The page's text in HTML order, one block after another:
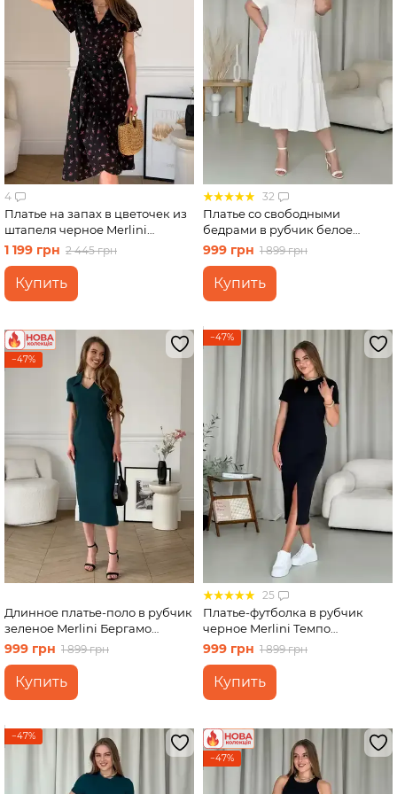
4
Платье на запах в цветочек из
штапеля черное Merlini
Віченца 700002201 размер L-
1 199 грн 2 445 грн
Купить
32
Платье со свободными
бедрами в рубчик белое
Merlini Реджо 700001589
размер 2XL-3XL
999 грн 1 899 грн
Купить
−47%
Длинное платье-поло в рубчик
зеленое Merlini Бергамо
700002245 размер L-XL
999 грн 1 899 грн
Купить
−47%
25
Платье-футболка в рубчик
черное Merlini Темпо
700001541 размер L-XL
999 грн 1 899 грн
Купить
−47%
−47%